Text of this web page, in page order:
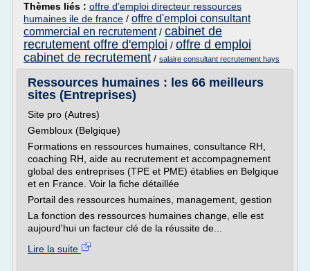
Thèmes liés : offre d'emploi directeur ressources
humaines ile de france / offre d'emploi consultant
commercial en recrutement/ cabinet de
recrutement offre d'emploi / offre d emploi
cabinet de recrutement / salaire consultant recrutement hays
Ressources humaines : les 66 meilleurs
sites (Entreprises)
Site pro (Autres)
Gembloux (Belgique)
Formations en ressources humaines, consultance RH,
coaching RH, aide au recrutement et accompagnement
global des entreprises (TPE et PME) établies en Belgique
et en France. Voir la fiche détaillée
Portail des ressources humaines, management, gestion
La fonction des ressources humaines change, elle est
aujourd'hui un facteur clé de la réussite de...
Lire la suite